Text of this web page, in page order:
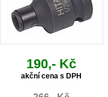
190,- Kč
akční cena s DPH